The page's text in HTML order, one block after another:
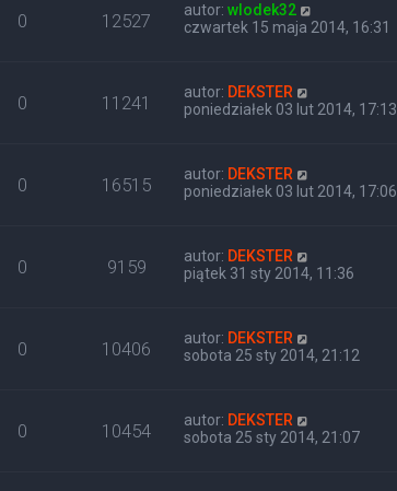
0 12527 autor:wlodek32
czwartek 15 maja 2014, 16:31
0 11241 autor: DEKSTER
poniedziałek 03 lut 2014, 17:13
0 16515 autor: DEKSTER
poniedziałek 03 lut 2014, 17:06
0 9159 autor: DEKSTER
piątek 31 sty 2014, 11:36
0 10406 autor: DEKSTER
sobota 25 sty 2014, 21:12
0 10454 autor: DEKSTER
sobota 25 sty 2014, 21:07